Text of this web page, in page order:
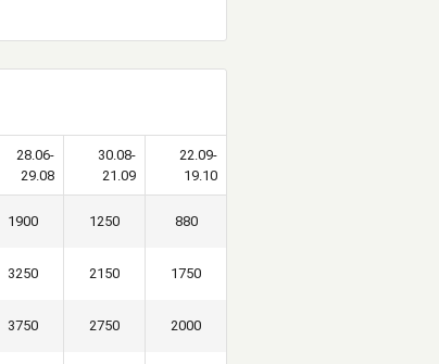
28.06-
29.08
30.08-
21.09
22.09-
19.10
1900 1250 880
3250 2150 1750
3750 2750 2000